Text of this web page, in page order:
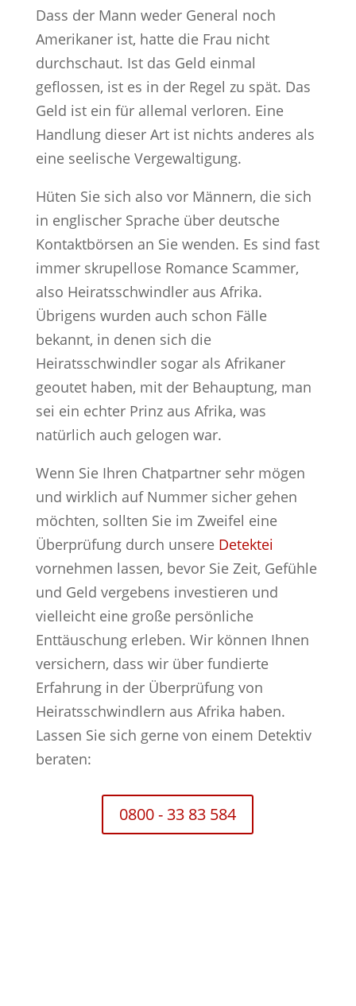
Dass der Mann weder General noch
Amerikaner ist, hatte die Frau nicht
durchschaut. Ist das Geld einmal
geflossen, ist es in der Regel zu spät. Das
Geld ist ein für allemal verloren. Eine
Handlung dieser Art ist nichts anderes als
eine seelische Vergewaltigung.
Hüten Sie sich also vor Männern, die sich
in englischer Sprache über deutsche
Kontaktbörsen an Sie wenden. Es sind fast
immer skrupellose Romance Scammer,
also Heiratsschwindler aus Afrika.
Übrigens wurden auch schon Fälle
bekannt, in denen sich die
Heiratsschwindler sogar als Afrikaner
geoutet haben, mit der Behauptung, man
sei ein echter Prinz aus Afrika, was
natürlich auch gelogen war.
Wenn Sie Ihren Chatpartner sehr mögen
und wirklich auf Nummer sicher gehen
möchten, sollten Sie im Zweifel eine
Überprüfung durch unsere Detektei
vornehmen lassen, bevor Sie Zeit, Gefühle
und Geld vergebens investieren und
vielleicht eine große persönliche
Enttäuschung erleben. Wir können Ihnen
versichern, dass wir über fundierte
Erfahrung in der Überprüfung von
Heiratsschwindlern aus Afrika haben.
Lassen Sie sich gerne von einem Detektiv
beraten:
0800 - 33 83 584